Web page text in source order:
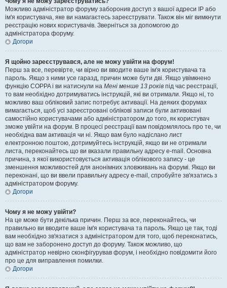
Можливо адміністратор форуму заборонив доступ з вашої адреси IP або
ім'я користувача, яке ви намагаєтесь зареєструвати. Також він міг вимкнути
реєстрацію нових користувачів. Зверніться за допомогою до
адміністратора форуму.
Догори
Я щойно зареєструвався, але не можу увійти на форум!
Перш за все, перевірте, чи вірно ви вводите ваше ім'я користувача та
пароль. Якщо з ними усе гаразд, причин може бути дві. Якщо увімкнено
функцію COPPA і ви натиснули на Мені менше 13 років під час реєстрації,
то вам необхідно дотримуватись інструкцій, які ви отримали. Якщо ні, то
можливо ваш обліковий запис потребує активації. На деяких форумах
вимагається, щоб усі зареєстровані облікові записи були активовані
самостійно користувачами або адміністратором до того, як користувач
зможе увійти на форум. В процесі реєстрації вам повідомлялось про те, чи
необхідна вам активація чи ні. Якщо вам було надіслано лист
електронною поштою, дотримуйтесь інструкцій, якщо ви не отримали
листа, переконайтесь що ви вказали правильну адресу e-mail. Основна
причина, з якої використовується активація облікового запису - це
зменшення можливостей для анонімних зловживань на форумі. Якщо ви
переконані, що ви ввели правильну адресу e-mail, спробуйте зв'язатись з
адміністратором форуму.
Догори
Чому я не можу увійти?
На це може бути декілька причин. Перш за все, переконайтесь, чи
правильно ви вводите ваше ім'я користувача та пароль. Якщо це так, тоді
вам необхідно зв'язатися з адміністратором для того, щоб переконатись,
що вам не заборонено доступ до форуму. Також можливо, що
адміністратор невірно сконфігурував форум, і необхідно повідомити його
про це для виправлення помилки.
Догори